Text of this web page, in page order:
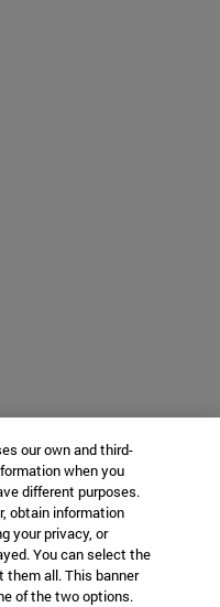
our own and third-
when you
different purposes.
obtain information
your privacy, or
You can select the
them all. This banner
of the two options.